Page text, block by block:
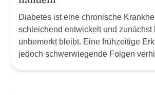
Diabetes ist eine chronische
schleichend entwickelt und zunächst
unbemerkt bleibt. Eine frühzeitige
jedoch schwerwiegende Folgen